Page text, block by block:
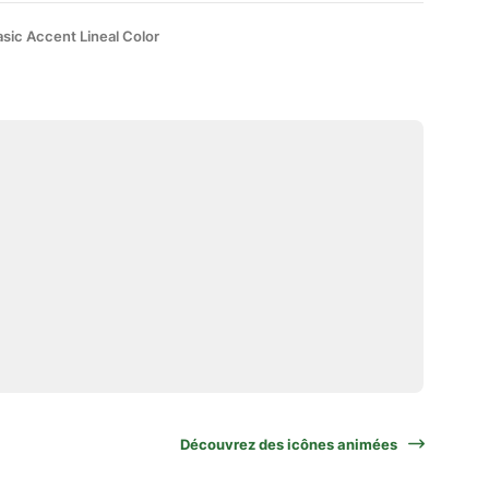
Accent Lineal Color
Découvrez des icônes animées